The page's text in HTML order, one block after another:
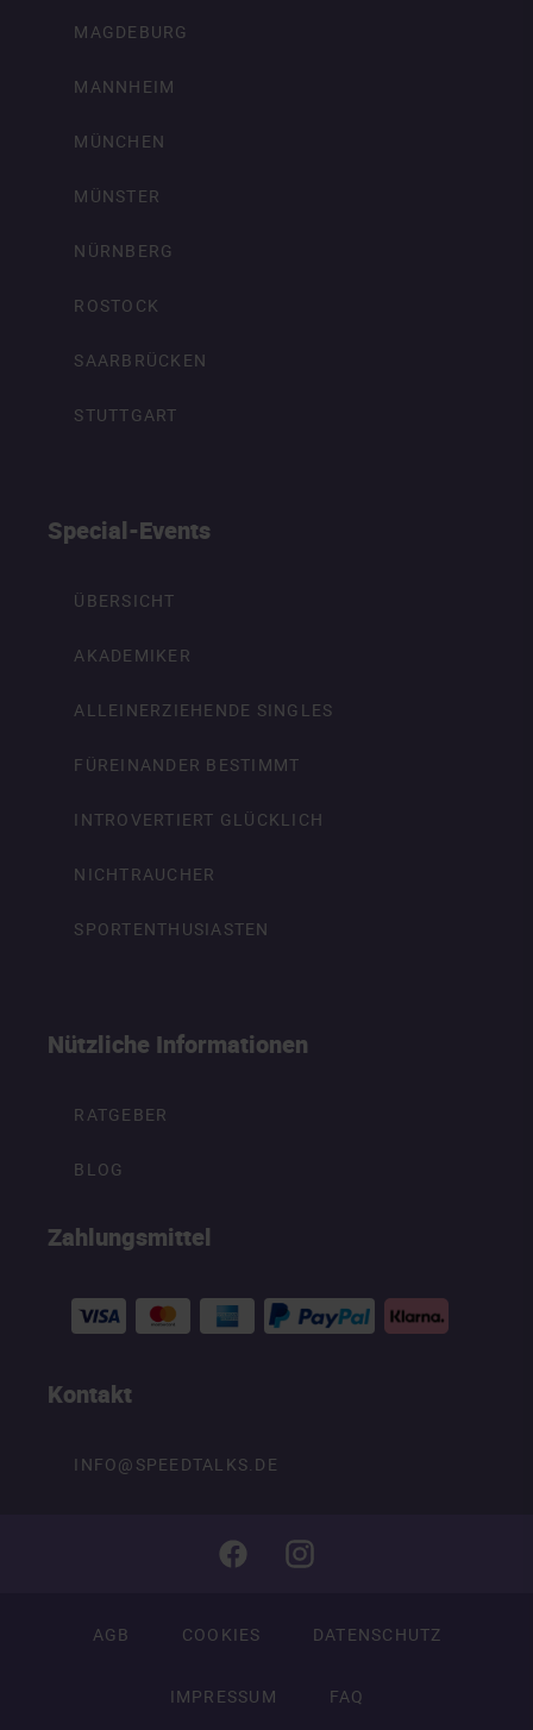
MAGDEBURG
MANNHEIM
MÜNCHEN
MÜNSTER
NÜRNBERG
ROSTOCK
SAARBRÜCKEN
STUTTGART
Special-Events
ÜBERSICHT
AKADEMIKER
ALLEINERZIEHENDE SINGLES
FÜREINANDER BESTIMMT
INTROVERTIERT GLÜCKLICH
NICHTRAUCHER
SPORTENTHUSIASTEN
Nützliche Informationen
RATGEBER
BLOG
Zahlungsmittel
Kontakt
INFO@SPEEDTALKS.DE
AGB COOKIES DATENSCHUTZ
IMPRESSUM FAQ